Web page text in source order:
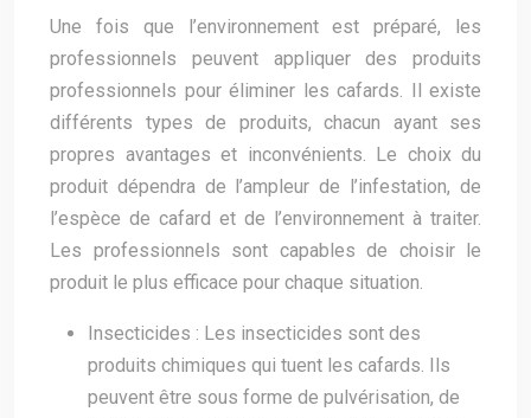
Une fois que l’environnement est préparé, les
professionnels peuvent appliquer des produits
professionnels pour éliminer les cafards. Il existe
différents types de produits, chacun ayant ses
propres avantages et inconvénients. Le choix du
produit dépendra de l’ampleur de l’infestation, de
l’espèce de cafard et de l’environnement à traiter.
Les professionnels sont capables de choisir le
produit le plus efficace pour chaque situation.
Insecticides : Les insecticides sont des
produits chimiques qui tuent les cafards. Ils
peuvent être sous forme de pulvérisation, de